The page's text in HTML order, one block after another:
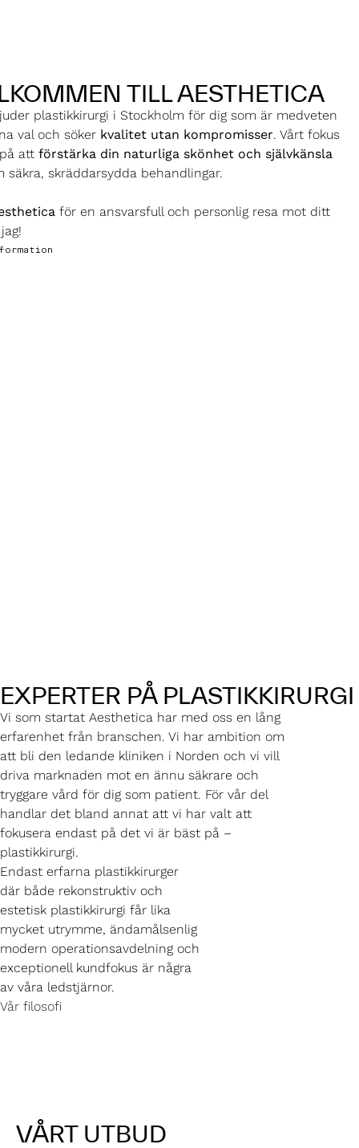
TILL AESTHETICA
plastikkirurgi i Stockholm för dig som är medveten
val och söker kvalitet utan kompromisser. Vårt fokus
attförstärka din naturliga skönhet och självkänsla
säkra, skräddarsydda behandlingar.
för en ansvarsfull och personlig resa mot ditt
EXPERTER PÅ PLASTIKKIRURGI
Vi som startat Aesthetica har med oss en lång
erfarenhet från branschen. Vi har ambition om
att bli den ledande kliniken i Norden och vi vill
driva marknaden mot en ännu säkrare och
tryggare vård för dig som patient. För vår del
handlar det bland annat att vi har valt att
fokusera endast på det vi är bäst på –
plastikkirurgi.
Endast erfarna plastikkirurger
där både rekonstruktiv och
estetisk plastikkirurgi får lika
mycket utrymme, ändamålsenlig
modern operationsavdelning och
exceptionell kundfokus är några
av våra ledstjärnor.
Vår filosofi
VÅRT UTBUD